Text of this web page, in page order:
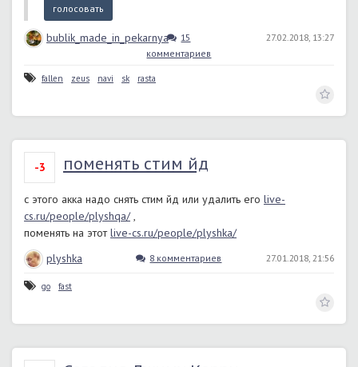
bublik_made_in_pekarnya
15
комментариев
27.02.2018, 13:27
fallen zeus navi sk rasta
-3 поменять стим йд
с этого акка надо снять стим йд или удалить его live-
cs.ru/people/plyshqa/,
поменять на этотlive-cs.ru/people/plyshka/
plyshka
8 комментариев 27.01.2018, 21:56
go fast